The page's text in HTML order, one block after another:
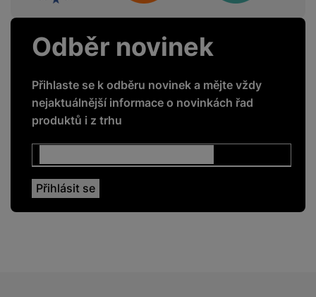
Odběr novinek
Přihlaste se k odběru novinek a mějte vždy
nejaktuálnější informace o novinkách řad
produktů i z trhu